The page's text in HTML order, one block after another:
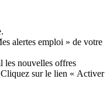
alertes emploi » de votre
les nouvelles offres
sur le lien « Activer